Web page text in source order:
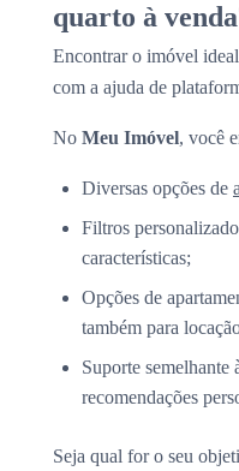
quarto à
Encontrar o imóvel
com a ajuda de
No Meu Imóvel, você
Diversas opções de
Filtros
características;
Opções de
também para
Suporte semelhante
recomendações
Seja qual for o seu